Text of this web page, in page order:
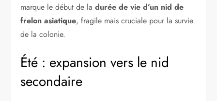
marque le début de ladurée de vie d’un nid de
frelon asiatique, fragile mais cruciale pour la survie
de la colonie.
Été : expansion vers le nid
secondaire